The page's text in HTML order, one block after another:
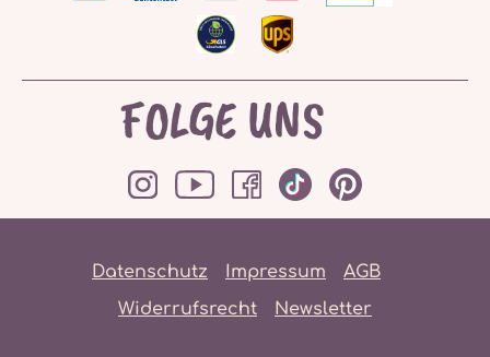
FOLGE UNS
Datenschutz Impressum
AGB
Widerrufsrecht
Newsletter